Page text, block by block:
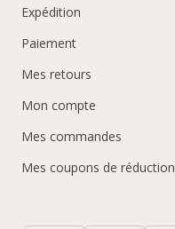
Expédition
Paiement
Mes retours
Mon compte
Mes commandes
Mes coupons de réduction